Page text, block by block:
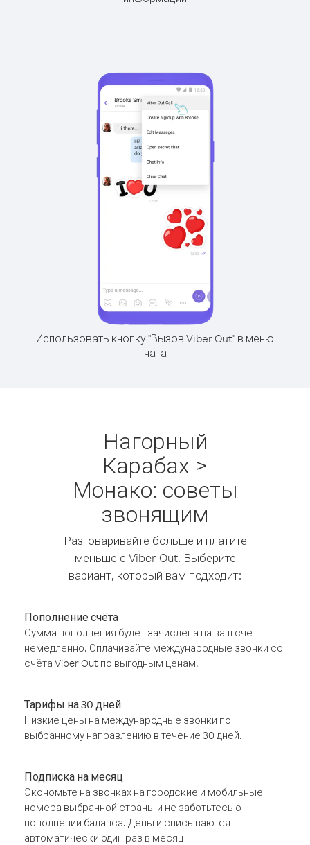
Использовать кнопку "Вызов Viber Out" в меню
чата
Нагорный
Карабах >
Монако: советы
звонящим
Разговаривайте больше и платите
меньше с Viber Out. Выберите
вариант, который вам подходит:
Пополнение счёта
Сумма пополнения будет зачислена на ваш счёт
немедленно. Оплачивайте международные звонки со
счёта Viber Out по выгодным ценам.
Тарифы на 30 дней
Низкие цены на международные звонки по
выбранному направлению в течение 30 дней.
Подписка на месяц
Экономьте на звонках на городские и мобильные
номера выбранной страны и не заботьтесь о
пополнении баланса. Деньги списываются
автоматически один раз в месяц